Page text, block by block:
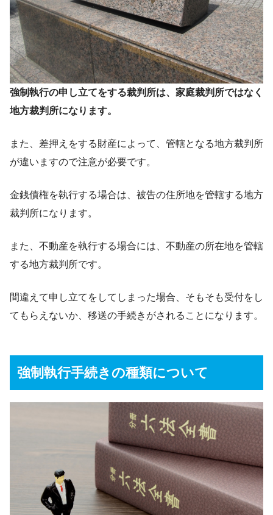
強制執行の申し立てをする裁判所は、家庭裁判所ではなく
地方裁判所になります。
また、差押えをする財産によって、管轄となる地方裁判所
が違いますので注意が必要です。
金銭債権を執行する場合は、被告の住所地を管轄する地方
裁判所になります。
また、不動産を執行する場合には、不動産の所在地を管轄
する地方裁判所です。
間違えて申し立てをしてしまった場合、そもそも受付をし
てもらえないか、移送の手続きがされることになります。
強制執行手続きの種類について